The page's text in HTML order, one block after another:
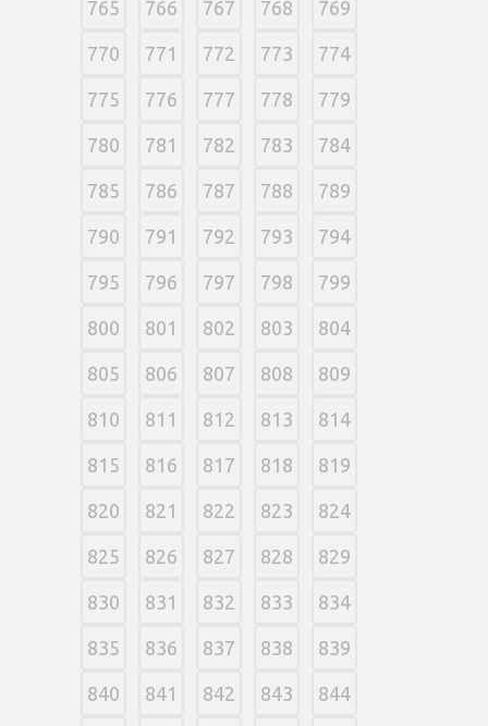
765 766 767 768 769
770 771 772 773 774
775 776 777 778 779
780 781 782 783 784
785 786 787 788 789
790 791 792 793 794
795 796 797 798 799
800 801 802 803 804
805 806 807 808 809
810 811 812 813 814
815 816 817 818 819
820 821 822 823 824
825 826 827 828 829
830 831 832 833 834
835 836 837 838 839
840 841 842 843 844